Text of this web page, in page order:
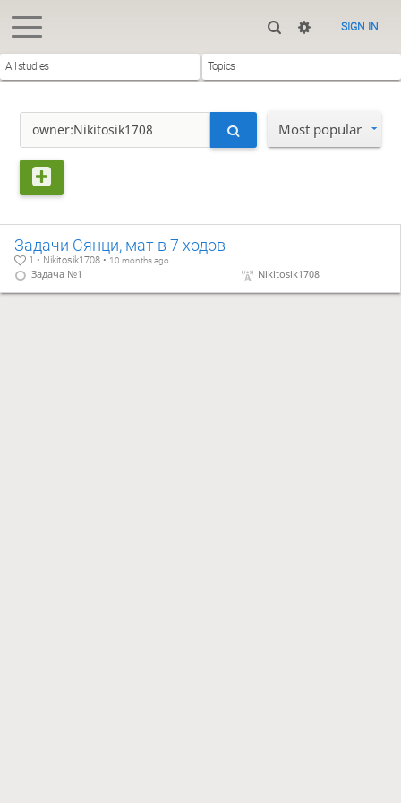
SIGN IN
All studies Topics
Most popular
Задачи Сянци, мат в 7 ходов
1 • Nikitosik1708 • 10 months ago
Задача №1 Nikitosik1708